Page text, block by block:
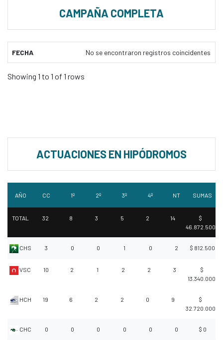
CAMPAÑA COMPLETA
FECHA No se encontraron registros coincidentes
Showing 1 to 1 of 1 rows
ACTUACIONES EN HIPÓDROMOS
AÑO CC 1º 2º 3º 4º NT SUMAS
TOTAL 32 8 3 5 2 14
$
46.872.500
CHS 3 0 0 1 0 2 $ 812.500
VSC 10 2 1 2 2 3
$
13.340.000
HCH 19 6 2 2 0 9
$
32.720.000
CHC 0 0 0 0 0 0 $ 0